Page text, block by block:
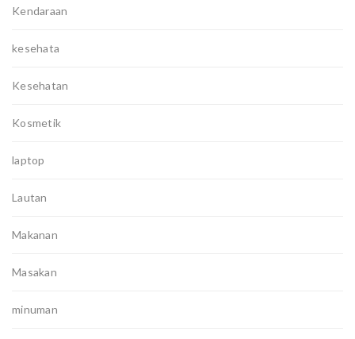
Kendaraan
kesehata
Kesehatan
Kosmetik
laptop
Lautan
Makanan
Masakan
minuman